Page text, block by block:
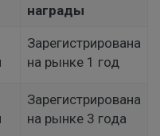
награды
Зарегистрирована
на рынке 1 год
Зарегистрирована
на рынке 3 года